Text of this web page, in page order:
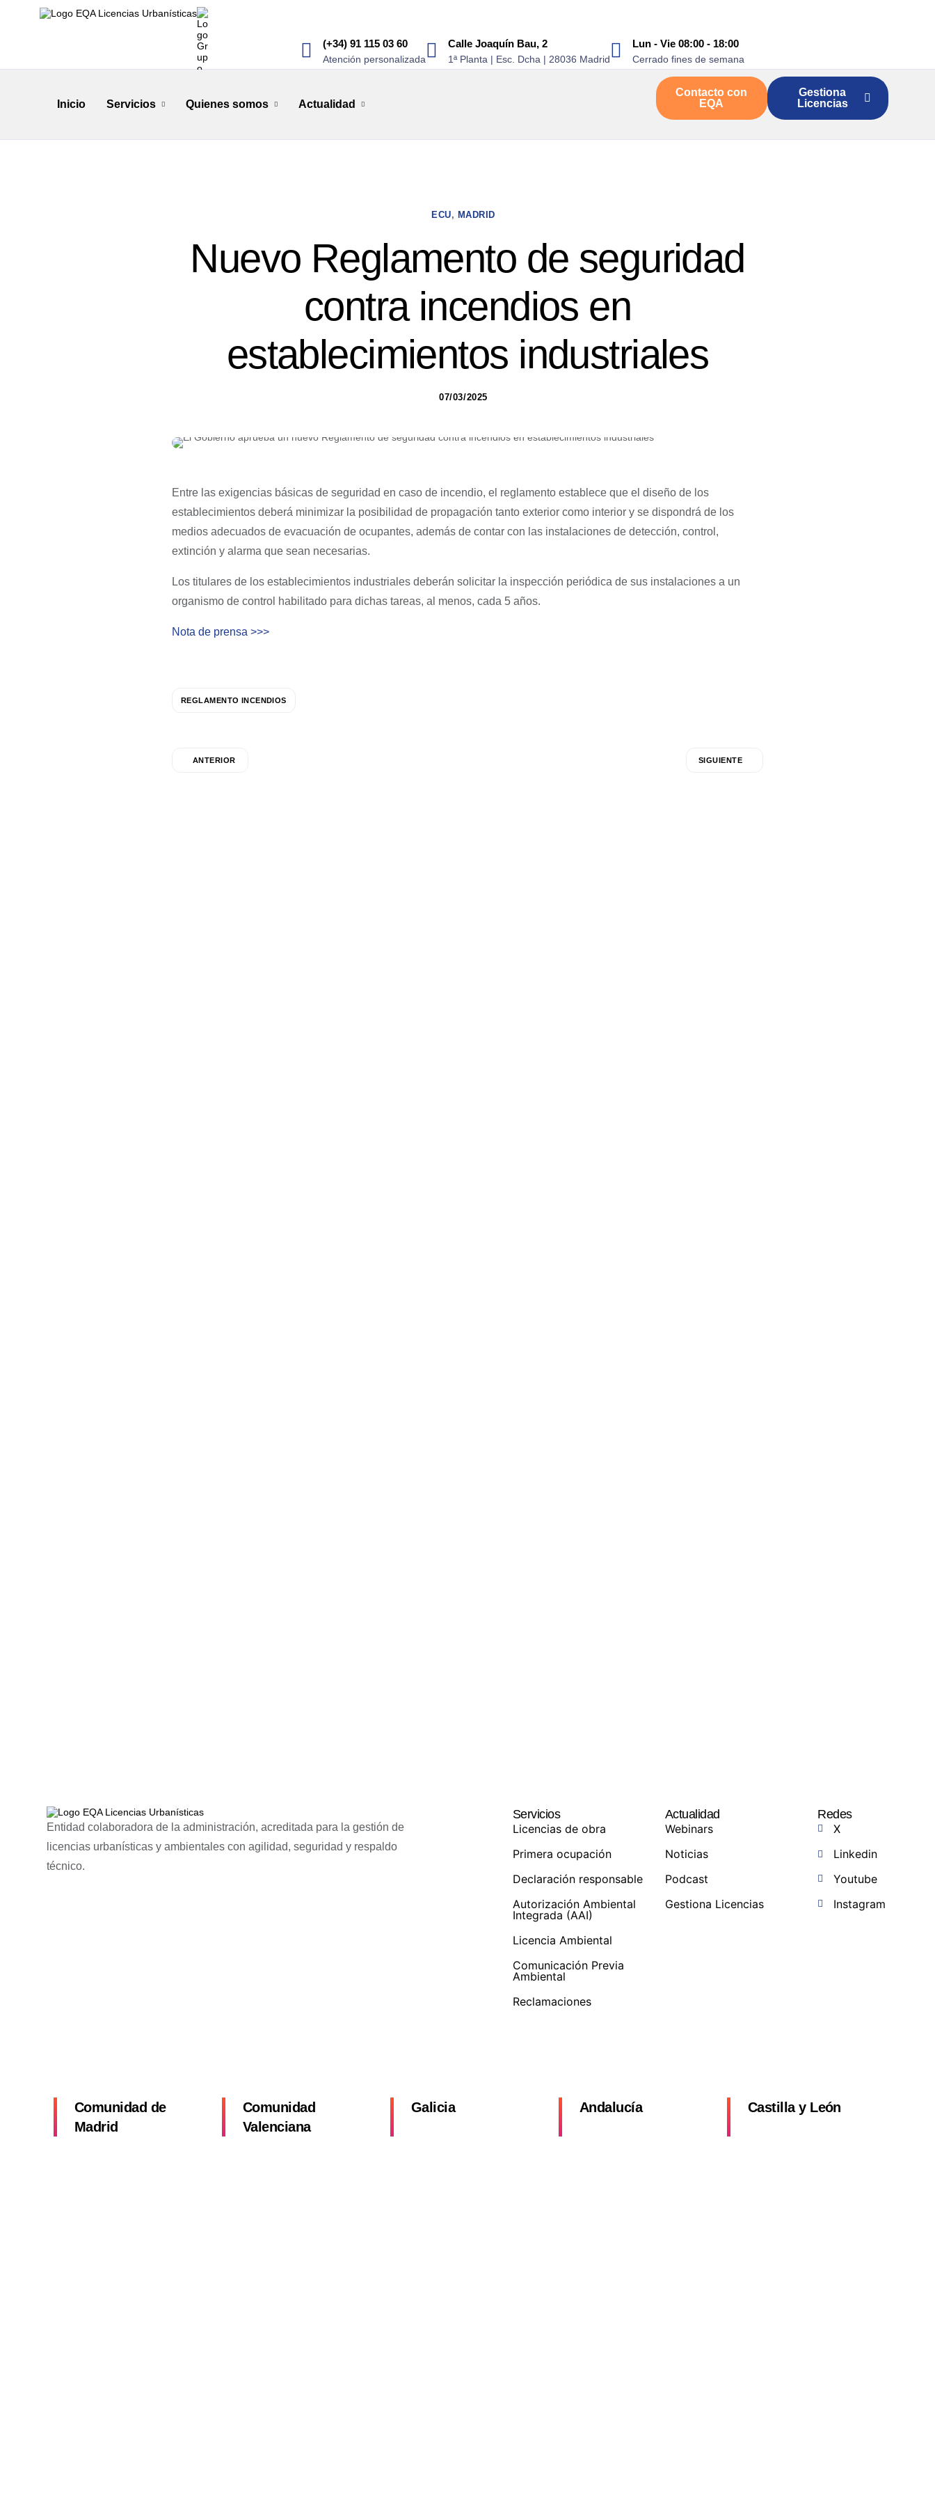
(+34) 91 115 03 60
Atención personalizada
Calle Joaquín Bau, 2
1ª Planta | Esc. Dcha | 28036 Madrid
Lun - Vie 08:00 - 18:00
Cerrado fines de semana
Inicio Servicios Quienes somos Actualidad
Contacto con
EQA
Gestiona
Licencias
ECU, MADRID
Nuevo Reglamento de seguridad
contra incendios en
establecimientos industriales
07/03/2025
Entre las exigencias básicas de seguridad en caso de incendio, el reglamento establece que el diseño de los
establecimientos deberá minimizar la posibilidad de propagación tanto exterior como interior y se dispondrá de los
medios adecuados de evacuación de ocupantes, además de contar con las instalaciones de detección, control,
extinción y alarma que sean necesarias.
Los titulares de los establecimientos industriales deberán solicitar la inspección periódica de sus instalaciones a un
organismo de control habilitado para dichas tareas, al menos, cada 5 años.
Nota de prensa >>>
REGLAMENTO INCENDIOS
ANTERIOR SIGUIENTE
Entidad colaboradora de la administración, acreditada para la gestión de
licencias urbanísticas y ambientales con agilidad, seguridad y respaldo
técnico.
Servicios
Licencias de obra
Primera ocupación
Declaración responsable
Autorización Ambiental
Integrada (AAI)
Licencia Ambiental
Comunicación Previa
Ambiental
Reclamaciones
Actualidad
Webinars
Noticias
Podcast
Gestiona Licencias
Redes
X
Linkedin
Youtube
Instagram
Comunidad de
Madrid
Comunidad
Valenciana
Galicia Andalucía Castilla y León